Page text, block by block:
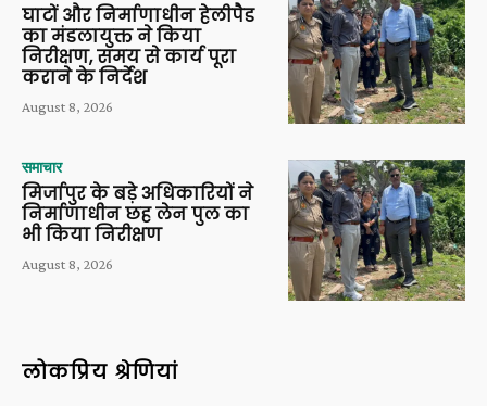
घाटों और निर्माणाधीन हेलीपैड
का मंडलायुक्त ने किया
निरीक्षण, समय से कार्य पूरा
कराने के निर्देश
August 8, 2026
समाचार
मिर्जापुर के बड़े अधिकारियों ने
निर्माणाधीन छह लेन पुल का
भी किया निरीक्षण
August 8, 2026
लोकप्रिय श्रेणियां